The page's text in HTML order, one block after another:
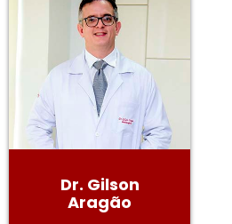
Dr. Gilson
Aragão